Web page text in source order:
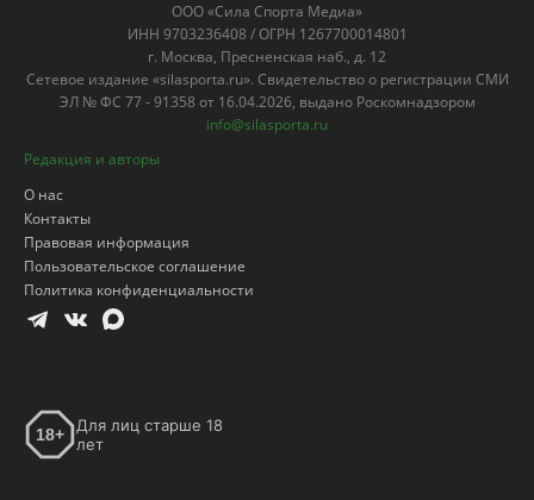
ООО «Сила Спорта Медиа»
ИНН 9703236408 / ОГРН 1267700014801
г. Москва, Пресненская наб., д. 12
Сетевое издание «silasporta.ru». Свидетельство о регистрации СМИ
ЭЛ № ФС 77 - 91358 от 16.04.2026, выдано Роскомнадзором
info@silasporta.ru
Редакция и авторы
О нас
Контакты
Правовая информация
Пользовательское соглашение
Политика конфиденциальности
18+
Для лиц старше 18
лет